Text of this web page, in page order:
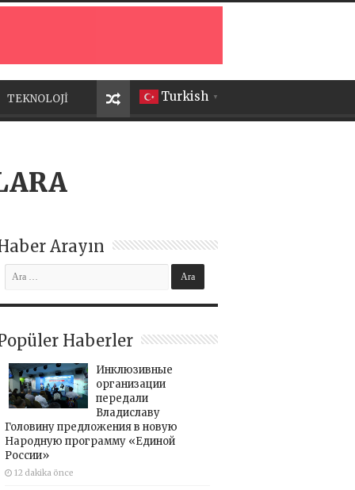
Turkish ▼
TEKNOLOJİ
Arayın
Haberler
Инклюзивные
организации
передали
Владиславу
Головину предложения в новую
Народную программу «Единой
России»
12 dakika önce